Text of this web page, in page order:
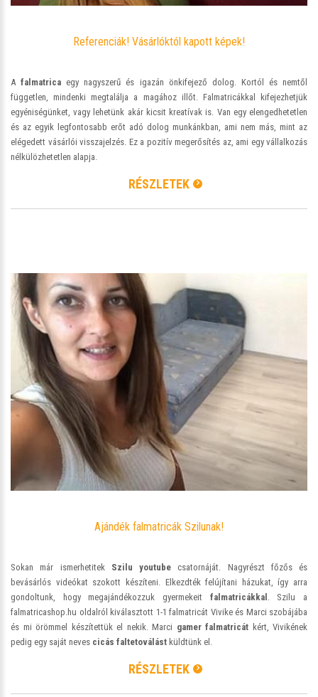
Referenciák! Vásárlóktól kapott képek!
Afalmatrica egy nagyszerű és igazán önkifejező dolog. Kortól és nemtől
független, mindenki megtalálja a magához illőt. Falmatricákkal kifejezhetjük
egyéniségünket, vagy lehetünk akár kicsit kreatívak is. Van egy elengedhetetlen
és az egyik legfontosabb erőt adó dolog munkánkban, ami nem más, mint az
elégedett vásárlói visszajelzés. Ez a pozitív megerősítés az, ami egy vállalkozás
nélkülözhetetlen alapja.
RÉSZLETEK
Ajándék falmatricák Szilunak!
Sokan már ismerhetitek Szilu youtube csatornáját. Nagyrészt főzős és
bevásárlós videókat szokott készíteni. Elkezdték felújítani házukat, így arra
gondoltunk, hogy megajándékozzuk gyermekeit falmatricákkal . Szilu a
falmatricashop.hu oldalról kiválasztott 1-1 falmatricát Vivike és Marci szobájába
és mi örömmel készítettük el nekik. Marci gamer falmatricát kért, Vivikének
pedig egy saját neves cicás faltetoválást küldtünk el.
RÉSZLETEK